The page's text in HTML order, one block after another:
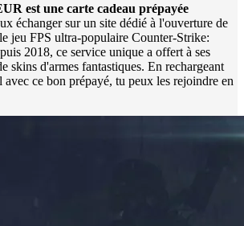
est une carte cadeau prépayée
échanger sur un site dédié à l'ouverture de
jeu FPS ultra-populaire Counter-Strike:
2018, ce service unique a offert à ses
skins d'armes fantastiques. En rechargeant
ce bon prépayé, tu peux les rejoindre en